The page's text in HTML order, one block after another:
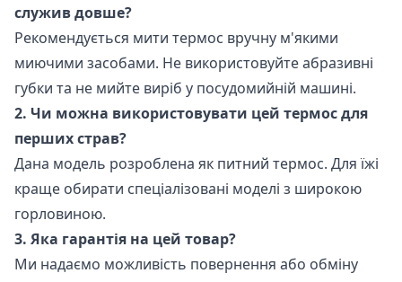
служив довше?
Рекомендується мити термос вручну м'якими
миючими засобами. Не використовуйте абразивні
губки та не мийте виріб у посудомийній машині.
2. Чи можна використовувати цей термос для
перших страв?
Дана модель розроблена як питний термос. Для їжі
краще обирати спеціалізовані моделі з широкою
горловиною.
3. Яка гарантія на цей товар?
Ми надаємо можливість повернення або обміну